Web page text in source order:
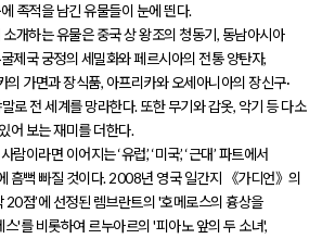
족적을 남긴 유물들이 눈에 띈다.
소개하는 유물은 중국 상 왕조의 청동기, 동남아시아
제국 궁정의 세밀화와 페르시아의 전통 양탄자,
의 가면과 장식품, 아프리카와 오세아니아의 장신구·
로 전 세계를 망라한다. 또한 무기와 갑옷, 악기 등 다소
어 보는 재미를 더한다.
이라면 이어지는 ‘유럽’, ‘미국’, ‘근대’ 파트에서
흠뻑 빠질 것이다. 2008년 영국 일간지 《가디언》의
20점’에 선정된 렘브란트의 '호메로스의 흉상을
'를 비롯하여 르누아르의 '피아노 앞의 두 소녀',